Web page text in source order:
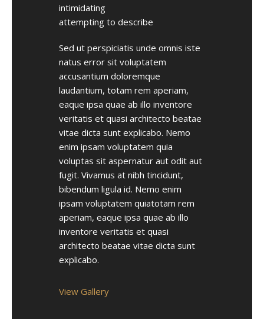
intimidating
attempting to describe
Sed ut perspiciatis unde omnis iste
natus error sit voluptatem
accusantium doloremque
laudantium, totam rem aperiam,
eaque ipsa quae ab illo inventore
veritatis et quasi architecto beatae
vitae dicta sunt explicabo. Nemo
enim ipsam voluptatem quia
voluptas sit aspernatur aut odit aut
fugit. Vivamus at nibh tincidunt,
bibendum ligula id. Nemo enim
ipsam voluptatem quiatotam rem
aperiam, eaque ipsa quae ab illo
inventore veritatis et quasi
architecto beatae vitae dicta sunt
explicabo.
View Gallery